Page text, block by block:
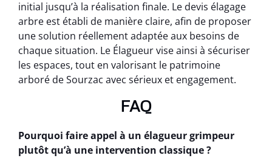
initial jusqu’à la réalisation finale. Le devis élagage
arbre est établi de manière claire, afin de proposer
une solution réellement adaptée aux besoins de
chaque situation. Le Élagueur vise ainsi à sécuriser
les espaces, tout en valorisant le patrimoine
arboré de Sourzac avec sérieux et engagement.
FAQ
Pourquoi faire appel à un élagueur grimpeur
plutôt qu’à une intervention classique ?